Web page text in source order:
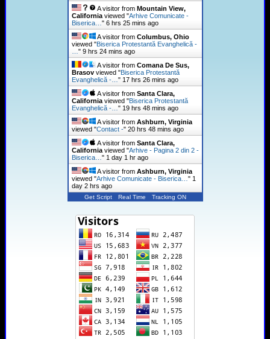
A visitor from Mountain View,
Californiaviewed "Arhive Comunicate -
Biserica… " 6 hrs 25 mins ago
A visitor from Columbus, Ohio
viewed "Biserica Protestantă Evanghelică -
" 9 hrs 24 mins ago
A visitor from Comana De Sus,
Brasovviewed "Biserica Protestantă
Evanghelică -… " 17 hrs 26 mins ago
A visitor from Santa Clara,
Californiaviewed "Biserica Protestantă
Evanghelică -… " 19 hrs 48 mins ago
A visitor from Ashburn, Virginia
viewed "Contact -" 20 hrs 48 mins ago
A visitor from Santa Clara,
Californiaviewed "Arhive - Pagina 2 din 2 -
Biserica… " 1 day 1 hr ago
A visitor from Ashburn, Virginia
viewed "Arhive Comunicate - Biserica… " 1
day 2 hrs ago
Get Script Real Time Tracking ON